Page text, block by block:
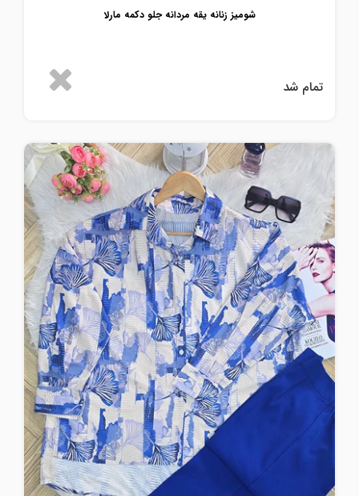
شومیز زنانه یقه مردانه جلو دکمه مارلا
تمام شد